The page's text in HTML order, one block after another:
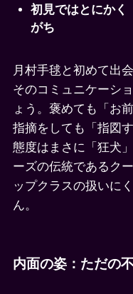
初見ではとにかく
がち
月村手毬と初めて出
そのコミュニケーシ
ょう。褒めても「お
指摘をしても「指図
態度はまさに「狂犬
ーズの伝統であるク
ップクラスの扱いに
ん。
内面の姿：ただの